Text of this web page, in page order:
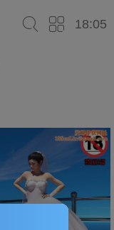
18:05